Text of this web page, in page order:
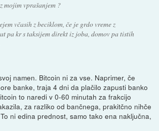
mojim vprašanjem ?
včasih z beciklom, če je grdo vreme z
pa kr s taksijem direkt iz joba, domov pa tistih
namen. Bitcoin ni za vse. Naprimer, če
banke, traja 4 dni da plačilo zapusti banko
to naredi v 0-60 minutah za frakcijo
za razliko od bančnega, prakitčno nihče
ni edina prednost, samo tako ena naključna,